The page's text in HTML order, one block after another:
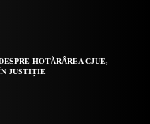
HOTĂRÂREA CJUE,
JUSTIȚIE